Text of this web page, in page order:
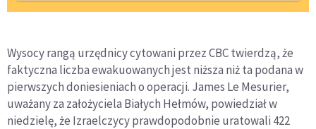
Wysocy rangą urzędnicy cytowani przez CBC twierdzą, że
faktyczna liczba ewakuowanych jest niższa niż ta podana w
pierwszych doniesieniach o operacji. James Le Mesurier,
uważany za założyciela Białych Hełmów, powiedział w
niedzielę, że Izraelczycy prawdopodobnie uratowali 422